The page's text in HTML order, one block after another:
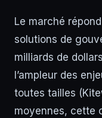
Le marché
solutions de
milliards de
l’ampleur des
toutes tailles
moyennes, cette